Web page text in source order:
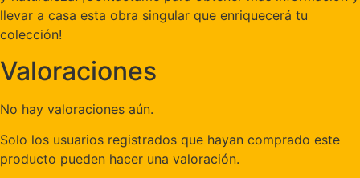
llevar a casa esta obra singular que enriquecerá tu
colección!
Valoraciones
No hay valoraciones aún.
Solo los usuarios registrados que hayan comprado este
producto pueden hacer una valoración.